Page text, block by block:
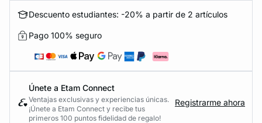
Descuento estudiantes: -20% a partir de 2 artículos
Pago 100% seguro
Únete a Etam Connect
Ventajas exclusivas y experiencias únicas.
¡Únete a Etam Connect y recibe tus
primeros 100 puntos fidelidad de regalo!
Registrarme ahora